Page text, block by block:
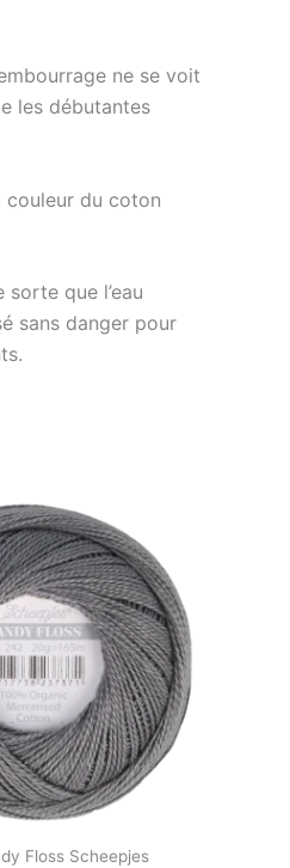
ne se voit
les débutantes
couleur du coton
que l’eau
sans danger pour
Floss Scheepjes